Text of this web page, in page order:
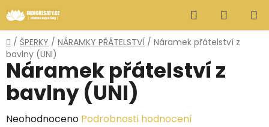
na
obsah
Hledat
KOŠÍK
Domů
/ ŠPERKY / NÁRAMKY PŘÁTELSTVÍ / Náramek přátelství z
bavlny (UNI)
Náramek přátelství z
bavlny (UNI)
Průměrné
Neohodnoceno Podrobnosti hodnocení